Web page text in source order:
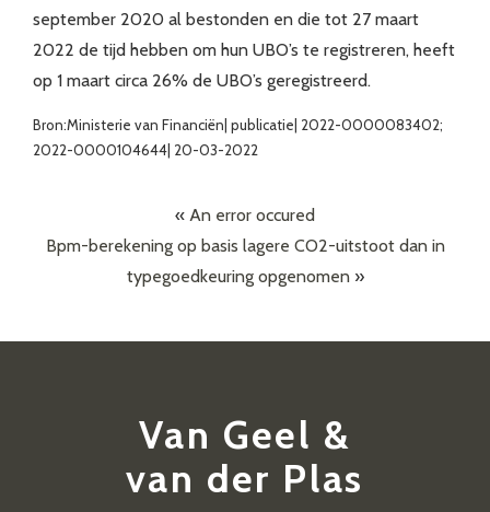
september 2020 al bestonden en die tot 27 maart
2022 de tijd hebben om hun UBO’s te registreren, heeft
op 1 maart circa 26% de UBO’s geregistreerd.
Bron:Ministerie van Financiën| publicatie| 2022-0000083402;
2022-0000104644| 20-03-2022
« An error occured
Bpm-berekening op basis lagere CO2-uitstoot dan in
typegoedkeuring opgenomen»
Van Geel &
van der Plas